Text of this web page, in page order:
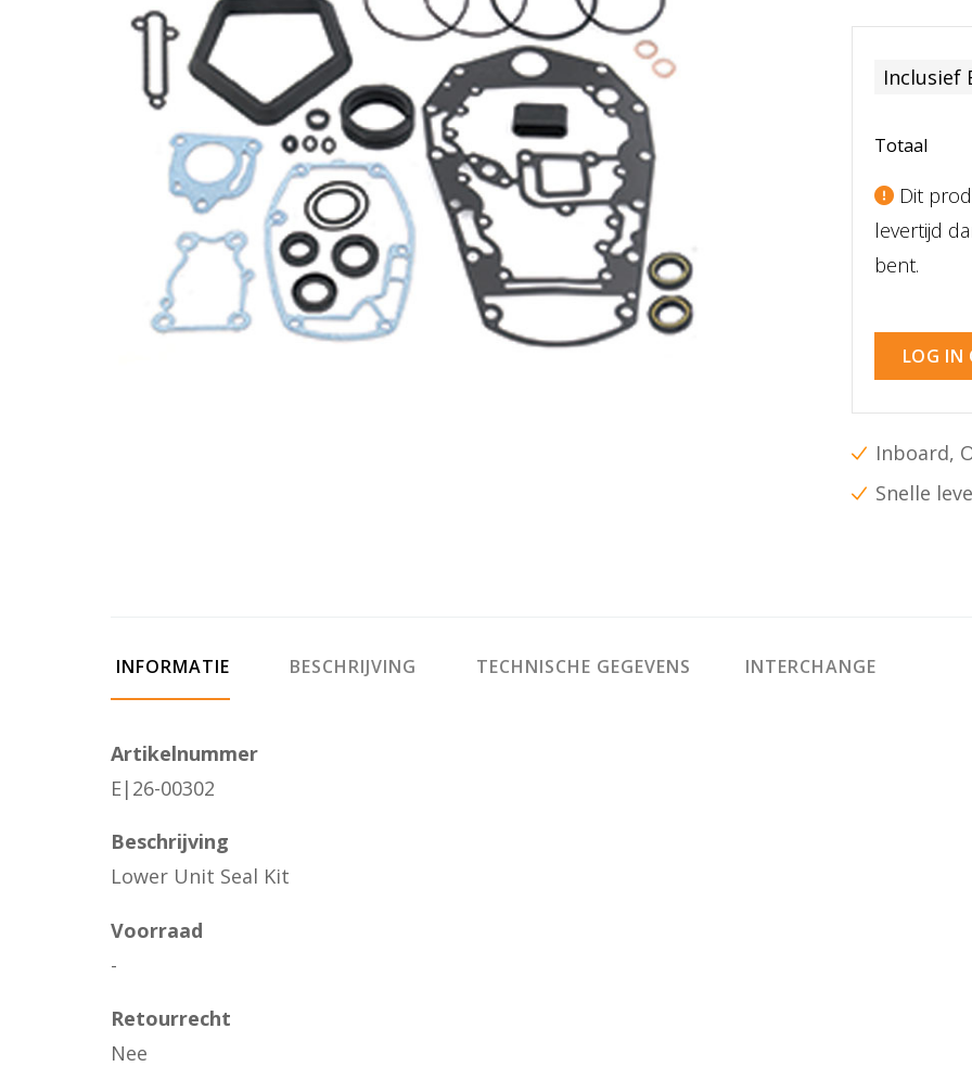
Inclusief
Totaal
Dit
levertijd
bent.
LOG IN
Inboard,
Snelle
INFORMATIE BESCHRIJVING TECHNISCHE GEGEVENS INTERCHANGE
Artikelnummer
E|26-00302
Beschrijving
Lower Unit Seal Kit
Voorraad
-
Retourrecht
Nee